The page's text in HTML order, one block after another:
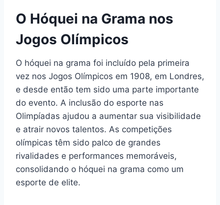
O Hóquei na Grama nos
Jogos Olímpicos
O hóquei na grama foi incluído pela primeira
vez nos Jogos Olímpicos em 1908, em Londres,
e desde então tem sido uma parte importante
do evento. A inclusão do esporte nas
Olimpíadas ajudou a aumentar sua visibilidade
e atrair novos talentos. As competições
olímpicas têm sido palco de grandes
rivalidades e performances memoráveis,
consolidando o hóquei na grama como um
esporte de elite.